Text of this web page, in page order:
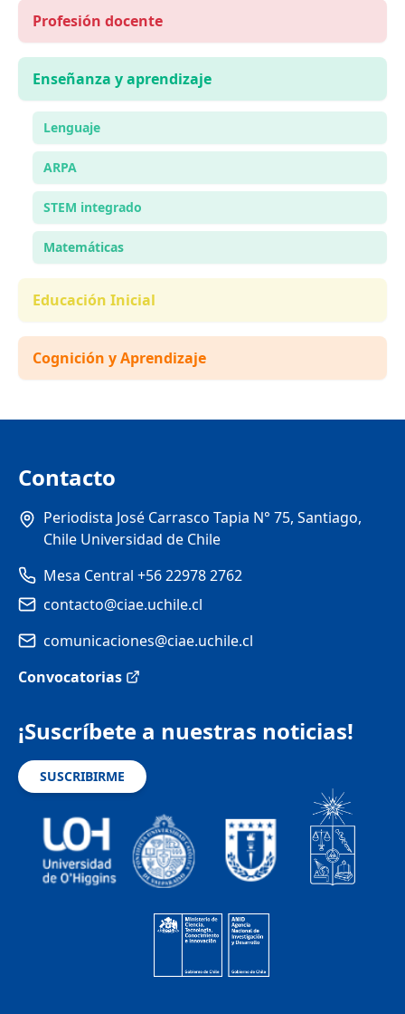
Profesión docente
Enseñanza y aprendizaje
Lenguaje
ARPA
STEM integrado
Matemáticas
Educación Inicial
Cognición y Aprendizaje
Contacto
Periodista José Carrasco Tapia N° 75, Santiago,
Chile Universidad de Chile
Mesa Central +56 22978 2762
contacto@ciae.uchile.cl
comunicaciones@ciae.uchile.cl
Convocatorias
¡Suscríbete a nuestras noticias!
SUSCRIBIRME